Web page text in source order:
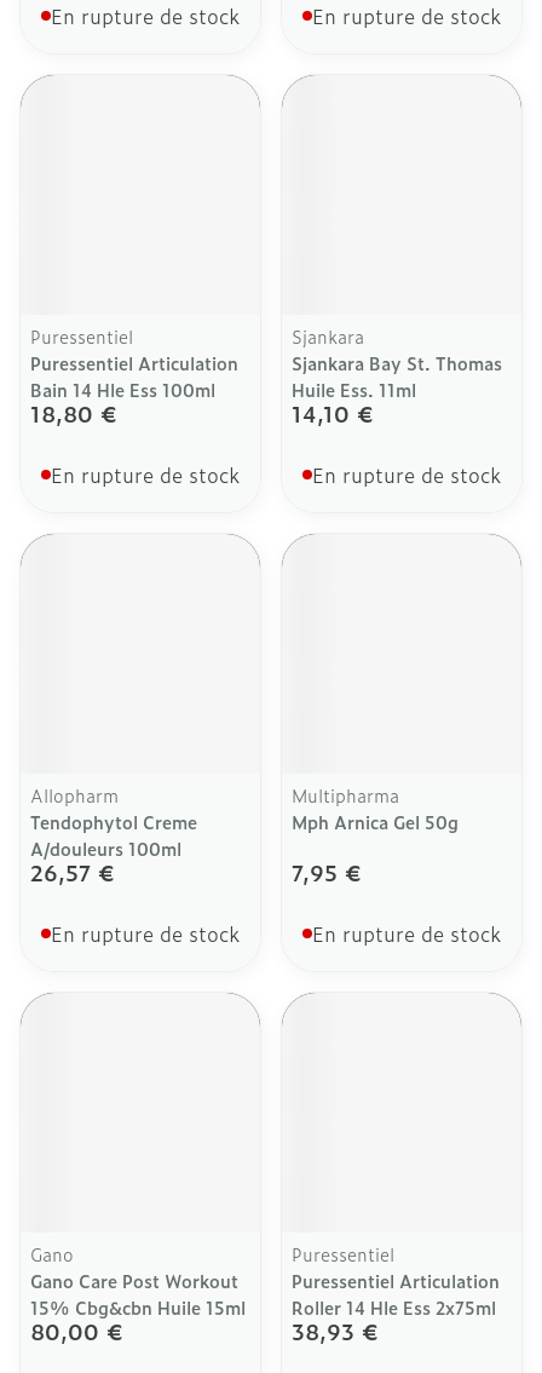
En rupture de stock En rupture de stock
Puressentiel
Puressentiel Articulation
Bain 14 Hle Ess 100ml
18,80 €
En rupture de stock
Sjankara
Sjankara Bay St. Thomas
Huile Ess. 11ml
14,10 €
En rupture de stock
Allopharm
Tendophytol Creme
A/douleurs 100ml
26,57 €
En rupture de stock
Multipharma
Mph Arnica Gel 50g
7,95 €
En rupture de stock
Gano
Gano Care Post Workout
15% Cbg&cbn Huile 15ml
80,00 €
Puressentiel
Puressentiel Articulation
Roller 14 Hle Ess 2x75ml
38,93 €